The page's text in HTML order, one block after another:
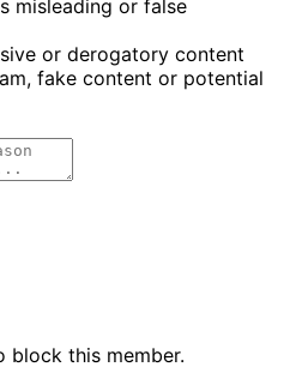
misleading or false
or derogatory content
fake content or potential
block this member.